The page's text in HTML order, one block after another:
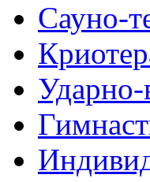
Сауно-
Ударно-